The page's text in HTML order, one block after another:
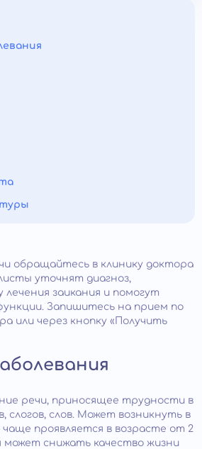
обращайтесь в клинику доктора
уточнят диагноз,
заикания и помогут
Запишитесь на прием по
или через кнопку «Получить
речи, приносящее трудности в
слогов, слов. Может возникнуть в
проявляется в возрасте от 2
может снижать качество жизни